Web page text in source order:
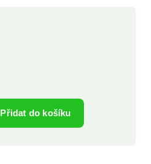
Přidat do košíku